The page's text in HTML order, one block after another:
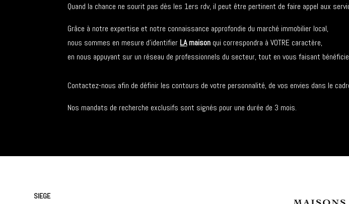
Quand la chance ne sourit pas dès les 1ers rdv, il peut être pertinent de faire appel aux
Grâce à notre expertise et notre connaissance approfondie du marché immobilier local,
nous sommes en mesure d’identifier LAmaison qui correspondra à VOTRE caractère,
en nous appuyant sur un réseau de professionnels du secteur, tout en vous faisant
Contactez-nous afin de définir les contours de votre personnalité, de vos envies dans le
Nos mandats de recherche exclusifs sont signés pour une durée de 3 mois.
SIEGE